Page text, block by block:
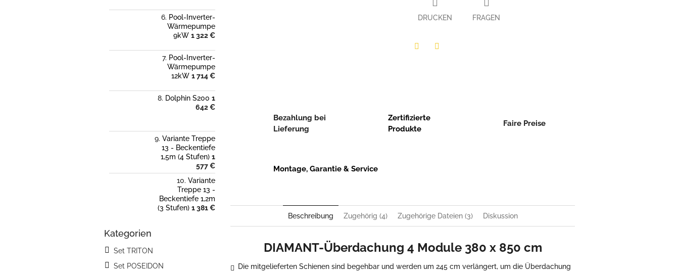
Pool-Inverter-
Wärmepumpe
9kW 1 322 €
Pool-Inverter-
Wärmepumpe
12kW 1 714 €
Dolphin S200 1
642 €
Variante Treppe
13 - Beckentiefe
1,5m (4 Stufen) 1
577 €
Variante
Treppe 13 -
Beckentiefe 1,2m
(3 Stufen) 1 381 €
Kategorien
Kategorien
Set TRITON
Set POSEIDON
DRUCKEN FRAGEN
Bezahlung bei
Lieferung
Zertifizierte
Produkte
Faire Preise
Montage, Garantie & Service
Beschreibung Zugehörig (4) Zugehörige Dateien (3) Diskussion
DIAMANT-Überdachung 4 Module 380 x 850 cm
Die mitgelieferten Schienen sind begehbar und werden um 245 cm verlängert, um die Überdachung